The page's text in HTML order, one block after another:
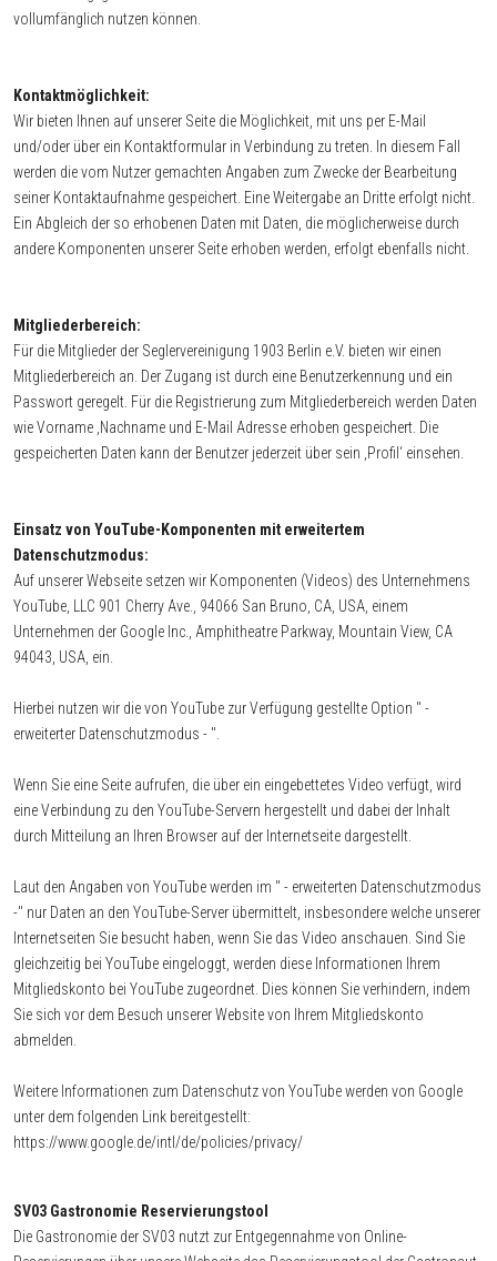
vollumfänglich nutzen können.
Kontaktmöglichkeit:
Wir bieten Ihnen auf unserer Seite die Möglichkeit, mit uns per E-Mail
und/oder über ein Kontaktformular in Verbindung zu treten. In diesem Fall
werden die vom Nutzer gemachten Angaben zum Zwecke der Bearbeitung
seiner Kontaktaufnahme gespeichert. Eine Weitergabe an Dritte erfolgt nicht.
Ein Abgleich der so erhobenen Daten mit Daten, die möglicherweise durch
andere Komponenten unserer Seite erhoben werden, erfolgt ebenfalls nicht.
Mitgliederbereich:
Für die Mitglieder der Seglervereinigung 1903 Berlin e.V. bieten wir einen
Mitgliederbereich an. Der Zugang ist durch eine Benutzerkennung und ein
Passwort geregelt. Für die Registrierung zum Mitgliederbereich werden Daten
wie Vorname ,Nachname und E-Mail Adresse erhoben gespeichert. Die
gespeicherten Daten kann der Benutzer jederzeit über sein ‚Profil‘ einsehen.
Einsatz von YouTube-Komponenten mit erweitertem
Datenschutzmodus:
Auf unserer Webseite setzen wir Komponenten (Videos) des Unternehmens
YouTube, LLC 901 Cherry Ave., 94066 San Bruno, CA, USA, einem
Unternehmen der Google Inc., Amphitheatre Parkway, Mountain View, CA
94043, USA, ein.
Hierbei nutzen wir die von YouTube zur Verfügung gestellte Option " -
erweiterter Datenschutzmodus - ".
Wenn Sie eine Seite aufrufen, die über ein eingebettetes Video verfügt, wird
eine Verbindung zu den YouTube-Servern hergestellt und dabei der Inhalt
durch Mitteilung an Ihren Browser auf der Internetseite dargestellt.
Laut den Angaben von YouTube werden im " - erweiterten Datenschutzmodus
-" nur Daten an den YouTube-Server übermittelt, insbesondere welche unserer
Internetseiten Sie besucht haben, wenn Sie das Video anschauen. Sind Sie
gleichzeitig bei YouTube eingeloggt, werden diese Informationen Ihrem
Mitgliedskonto bei YouTube zugeordnet. Dies können Sie verhindern, indem
Sie sich vor dem Besuch unserer Website von Ihrem Mitgliedskonto
abmelden.
Weitere Informationen zum Datenschutz von YouTube werden von Google
unter dem folgenden Link bereitgestellt:
https://www.google.de/intl/de/policies/privacy/
SV03 Gastronomie Reservierungstool
Die Gastronomie der SV03 nutzt zur Entgegennahme von Online-